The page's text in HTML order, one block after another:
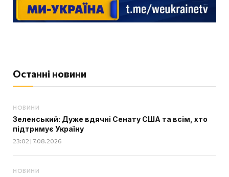
Останні новини
НОВИНИ
Зеленський: Дуже вдячні Сенату США та всім, хто
підтримує Україну
23:02 | 7.08.2026
НОВИНИ